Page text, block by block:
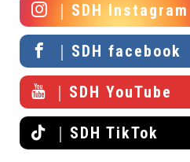
｜SDH Instagram
｜SDH facebook
｜SDH YouTube
｜SDH TikTok